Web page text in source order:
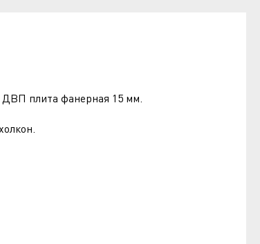
ДВП плита фанерная 15 мм.